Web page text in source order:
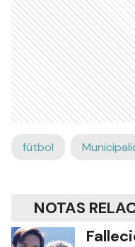
fútbol
NOTAS